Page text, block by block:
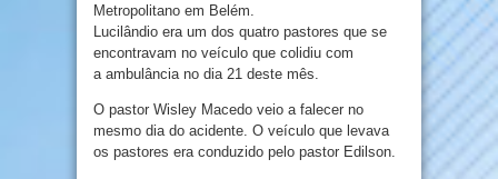
Metropolitano em Belém.
Lucilândio era um dos quatro pastores que se
encontravam no veículo que colidiu com
a ambulância no dia 21 deste mês.
O pastor Wisley Macedo veio a falecer no
mesmo dia do acidente. O veículo que levava
os pastores era conduzido pelo pastor Edilson.